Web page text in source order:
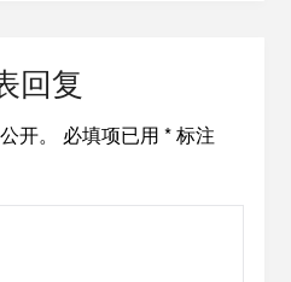
回复
开。 必填项已用 *标注